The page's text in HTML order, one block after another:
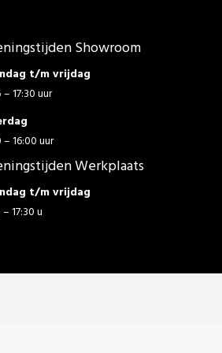
Showroom
t/m vrijdag
– 17:30 uur
– 16:00 uur
Werkplaats
t/m vrijdag
17:30 u